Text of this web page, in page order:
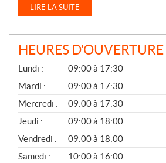
LIRE LA SUITE
HEURES D'OUVERTURE
G
É
N
É
R
A
L
Lundi :
09:00 à 17:30
Mardi :
09:00 à 17:30
Mercredi :
09:00 à 17:30
Jeudi :
09:00 à 18:00
Vendredi :
09:00 à 18:00
Samedi :
10:00 à 16:00